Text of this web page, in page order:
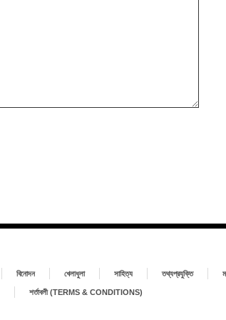
বিনোদন খেলাধুলা সাহিত্য তথ্যপ্রযুক্তি
শর্তাবলী (TERMS & CONDITIONS)